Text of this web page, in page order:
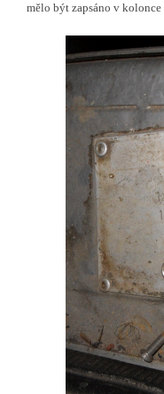
mělo být zapsáno v